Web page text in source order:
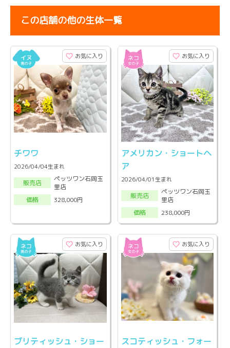
この店舗の他の生体一覧
お気に入り
チワワ
2026/04/04生まれ
販売店
ペッツワン石岡玉
里店
価格
328,000円
お気に入り
アメリカン・ショートヘ
ア
2026/04/01生まれ
販売店
ペッツワン石岡玉
里店
価格
238,000円
お気に入り
ブリティッシュ・ショー
お気に入り
スコティッシュ・フォー